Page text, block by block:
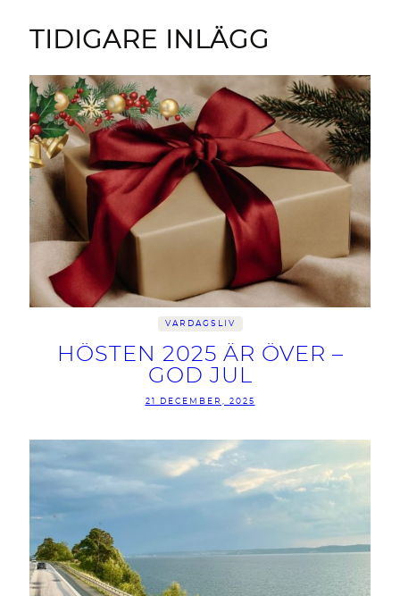
TIDIGARE INLÄGG
VARDAGSLIV
HÖSTEN 2025 ÄR ÖVER –
GOD JUL
21 DECEMBER, 2025